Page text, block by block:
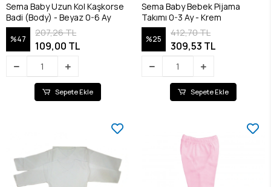
Sema Baby Uzun Kol Kaşkorse
Badi (Body) - Beyaz 0-6 Ay
%47
207,26 TL
109,00 TL
Sepete Ekle
Sema Baby Bebek Pijama
Takımı 0-3 Ay - Krem
%25
412,70 TL
309,53 TL
Sepete Ekle